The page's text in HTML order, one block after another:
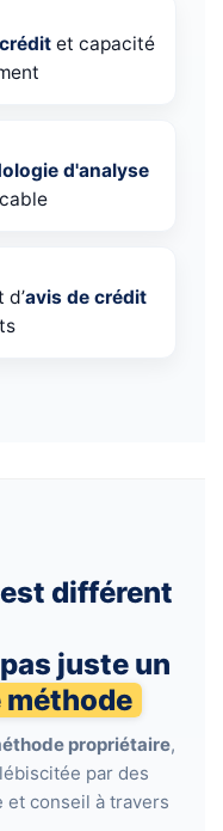
et capacité
d'analyse
d’avis de crédit
différent
juste un
méthode
propriétaire,
par des
et conseil à travers